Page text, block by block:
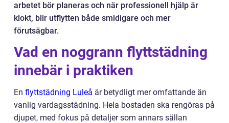
arbetet bör planeras och när professionell hjälp är
klokt, blir utflytten både smidigare och mer
förutsägbar.
Vad en noggrann flyttstädning
innebär i praktiken
En flyttstädning Luleå är betydligt mer omfattande än
vanlig vardagsstädning. Hela bostaden ska rengöras på
djupet, med fokus på detaljer som annars sällan